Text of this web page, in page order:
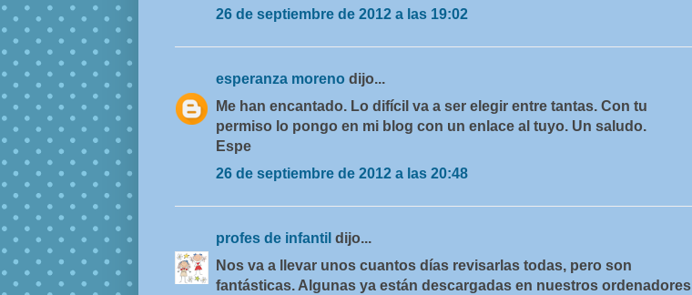
26 de septiembre de 2012 a las 19:02
esperanza moreno dijo...
Me han encantado. Lo difícil va a ser elegir entre tantas. Con tu
permiso lo pongo en mi blog con un enlace al tuyo. Un saludo.
Espe
26 de septiembre de 2012 a las 20:48
profes de infantil dijo...
Nos va a llevar unos cuantos días revisarlas todas, pero son
fantásticas. Algunas ya están descargadas en nuestros ordenadores